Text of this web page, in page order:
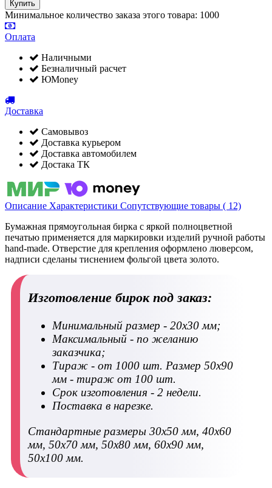
Минимальное количество заказа этого товара: 1000
Оплата
Наличными
Безналичный расчет
ЮMoney
Доставка
Самовывоз
Доставка курьером
Доставка автомобилем
Достака ТК
Описание Характеристики Сопутствующие товары ( 12)
Бумажная прямоугольная бирка с яркой полноцветной
печатью применяется для маркировки изделий ручной работы
hand-made. Отверстие для крепления оформлено люверсом,
надписи сделаны тиснением фольгой цвета золото.
Изготовление бирок под заказ:
Минимальный размер - 20х30 мм;
Максимальный - по желанию
заказчика;
Тираж - от 1000 шт. Размер 50х90
мм - тираж от 100 шт.
Срок изготовления - 2 недели.
Поставка в нарезке.
Стандартные размеры 30х50 мм, 40х60
мм, 50х70 мм, 50х80 мм, 60х90 мм,
50х100 мм.